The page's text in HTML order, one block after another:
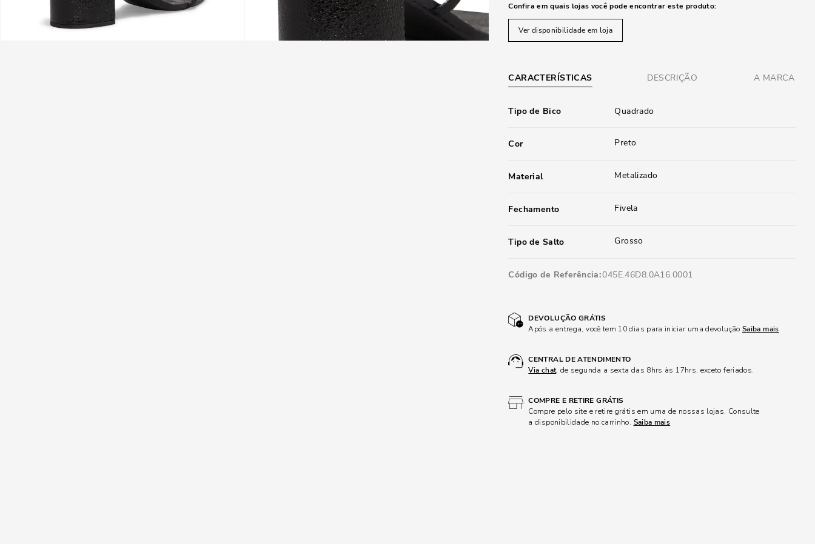
Confira em quais lojas você pode encontrar este produto:
Ver disponibilidade em loja
CARACTERÍSTICAS DESCRIÇÃO A MARCA
Tipo de Bico Quadrado
Cor Preto
Material Metalizado
Fechamento Fivela
Tipo de Salto Grosso
Código de Referência 045E.46D8.0A16.0001
DEVOLUÇÃO GRÁTIS
Após a entrega, você tem 10 dias para iniciar uma devolução Saiba mais
CENTRAL DE ATENDIMENTO
Via chat, de segunda a sexta das 8hrs às 17hrs, exceto feriados.
COMPRE E RETIRE GRÁTIS
Compre pelo site e retire grátis em uma de nossas lojas. Consulte
a disponibilidade no carrinho. Saiba mais